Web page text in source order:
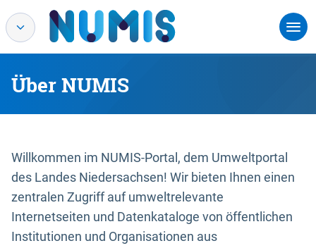
Über NUMIS
Willkommen im NUMIS-Portal, dem Umweltportal
des Landes Niedersachsen! Wir bieten Ihnen einen
zentralen Zugriff auf umweltrelevante
Internetseiten und Datenkataloge von öffentlichen
Institutionen und Organisationen aus